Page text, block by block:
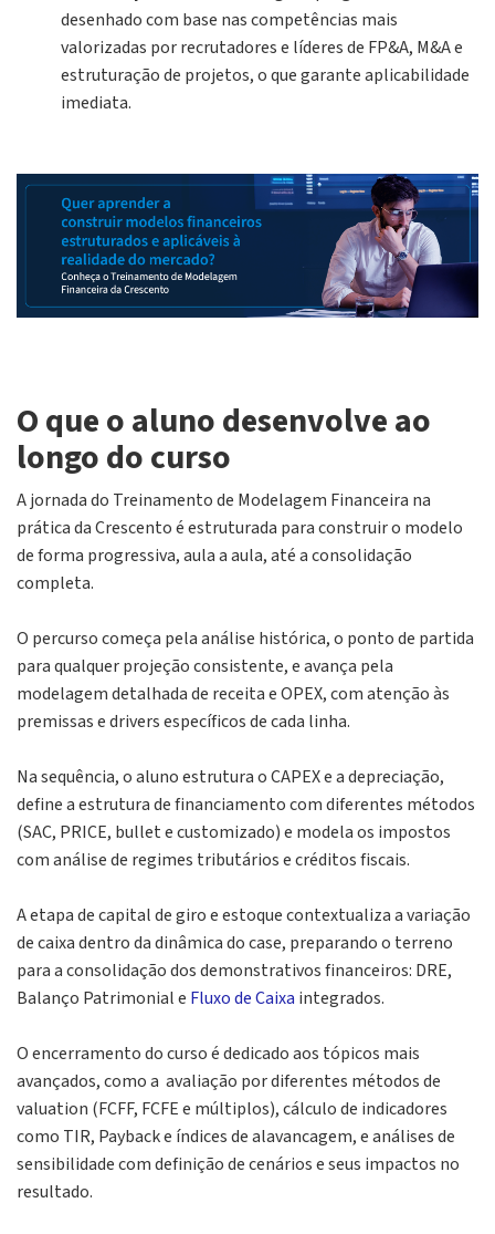
desenhado com base nas competências mais
valorizadas por recrutadores e líderes de FP&A, M&A e
estruturação de projetos, o que garante aplicabilidade
imediata.
O que o aluno desenvolve ao
longo do curso
A jornada do Treinamento de Modelagem Financeira na
prática da Crescento é estruturada para construir o modelo
de forma progressiva, aula a aula, até a consolidação
completa.
O percurso começa pela análise histórica, o ponto de partida
para qualquer projeção consistente, e avança pela
modelagem detalhada de receita e OPEX, com atenção às
premissas e drivers específicos de cada linha.
Na sequência, o aluno estrutura o CAPEX e a depreciação,
define a estrutura de financiamento com diferentes métodos
(SAC, PRICE, bullet e customizado) e modela os impostos
com análise de regimes tributários e créditos fiscais.
A etapa de capital de giro e estoque contextualiza a variação
de caixa dentro da dinâmica do case, preparando o terreno
para a consolidação dos demonstrativos financeiros: DRE,
Balanço Patrimonial e Fluxo de Caixa integrados.
O encerramento do curso é dedicado aos tópicos mais
avançados, como a avaliação por diferentes métodos de
valuation (FCFF, FCFE e múltiplos), cálculo de indicadores
como TIR, Payback e índices de alavancagem, e análises de
sensibilidade com definição de cenários e seus impactos no
resultado.